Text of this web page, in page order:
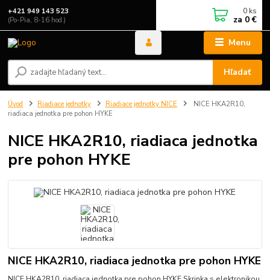
Menu
Hľadať
+421 949 143 523
(Po-Pia, 8-16 hod.)
0 ks
za 0 €
Úvod Riadiace jednotky Riadiace jednotky NICE
NICE HKA2R10,
riadiaca jednotka pre pohon HYKE
NICE HKA2R10, riadiaca jednotka
pre pohon HYKE
NICE HKA2R10, riadiaca jednotka pre pohon HYKE